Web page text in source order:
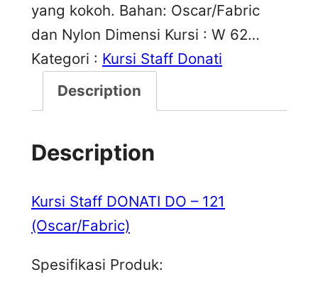
yang kokoh. Bahan: Oscar/Fabric
dan Nylon Dimensi Kursi : W 62…
Kategori : Kursi Staff Donati
Description
Description
Kursi Staff DONATI DO – 121
(Oscar/Fabric)
Spesifikasi Produk: